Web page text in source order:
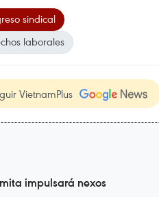
sindical
laborales
VietnamPlus
impulsará nexos